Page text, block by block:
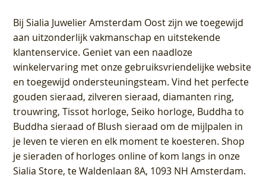
BijSialia Juwelier Amsterdam Oostzijn we toegewijd
aan uitzonderlijk vakmanschap en uitstekende
klantenservice. Geniet van een naadloze
winkelervaring met onze gebruiksvriendelijke website
en toegewijd ondersteuningsteam. Vind het perfecte
gouden sieraad, zilveren sieraad, diamanten ring,
trouwring, Tissot horloge, Seiko horloge, Buddha to
Buddha sieraad of Blush sieraad om de mijlpalen in
je leven te vieren en elk moment te koesteren. Shop
je sieraden of horloges online of kom langs in onze
Sialia Store, te Waldenlaan 8A, 1093 NH Amsterdam.